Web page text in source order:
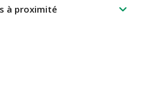
à proximité